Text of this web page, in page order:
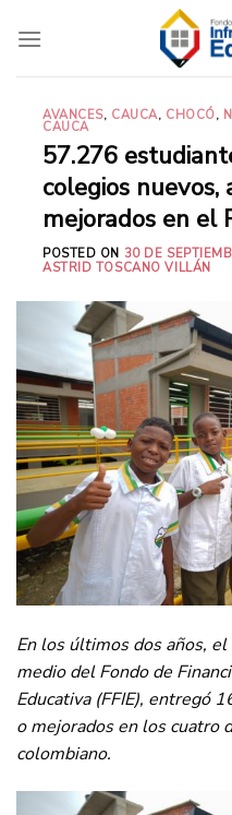
AVANCES, CAUCA, CHOCÓ,
CAUCA
57.276
colegios nuevos,
mejorados en el
POSTED ON 30 DE
ASTRID TOSCANO VILLÁN
En los últimos dos años,
medio del Fondo de
Educativa (FFIE), entregó
o mejorados en los cuatro
colombiano.